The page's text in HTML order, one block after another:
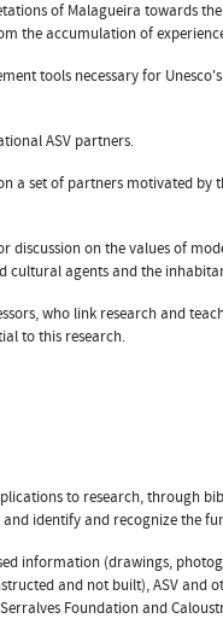
of Malagueira towards
the accumulation of
tools necessary for
ASV partners.
a set of partners motivated
on the values of
cultural agents and the
who link research and
to this research.
to research, through
identify and recognize the
information (drawings,
and not built), ASV
Foundation and